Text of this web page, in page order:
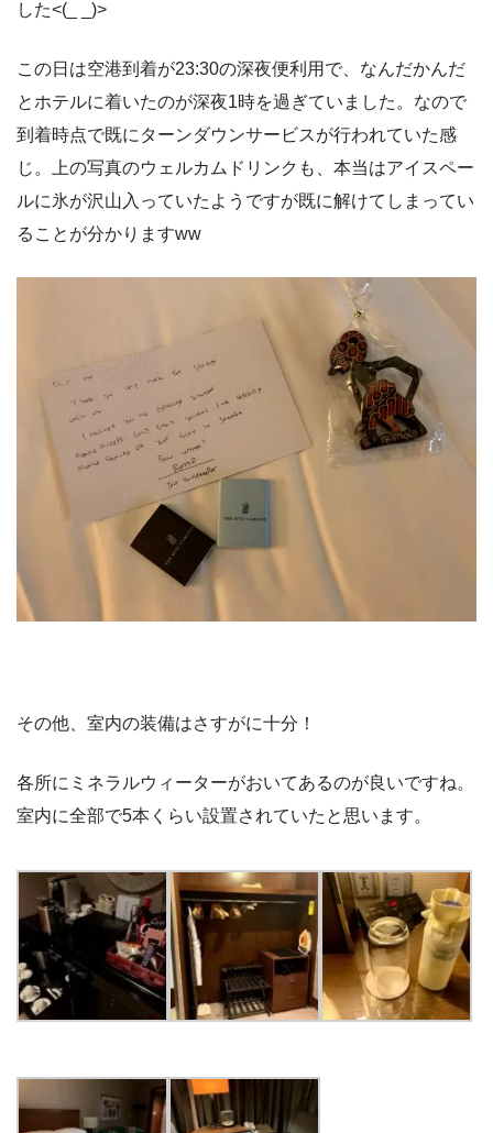
した<(_ _)>
この日は空港到着が23:30の深夜便利用で、なんだかんだ
とホテルに着いたのが深夜1時を過ぎていました。なので
到着時点で既にターンダウンサービスが行われていた感
じ。上の写真のウェルカムドリンクも、本当はアイスペー
ルに氷が沢山入っていたようですが既に解けてしまってい
ることが分かりますww
その他、室内の装備はさすがに十分！
各所にミネラルウィーターがおいてあるのが良いですね。
室内に全部で5本くらい設置されていたと思います。